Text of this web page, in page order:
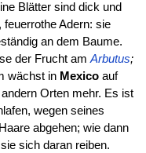
Blätter sind dick und
Adern: sie
an dem Baume.
der Frucht amArbutus;
wächst in Mexicoauf
andern Orten mehr. Es ist
wegen seines
abgehen; wie dann
sich daran reiben.